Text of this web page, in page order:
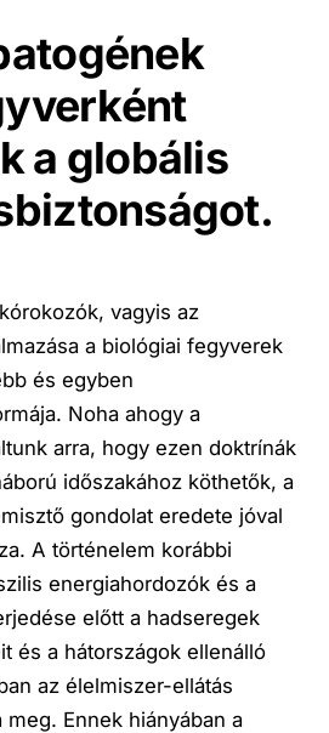
a globális
vagyis az
a biológiai fegyverek
és egyben
Noha ahogy a
arra, hogy ezen doktrínák
időszakához köthetők, a
gondolat eredete jóval
A történelem korábbi
energiahordozók és a
előtt a hadseregek
és a hátországok ellenálló
az élelmiszer-ellátás
meg. Ennek hiányában a